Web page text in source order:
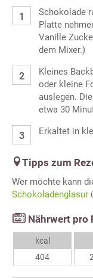
Schokolade
Platte
Vanille
dem Mixer.)
Kleines
oder kleine
auslegen.
etwa 30
Erkaltet in
Tipps zum
Wer möchte kann
Schokoladenglasur
Nährwert pro
kcal
404